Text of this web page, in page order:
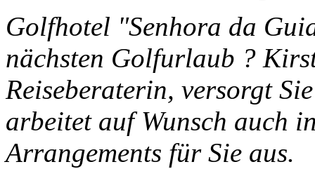
Golfhotel "Senhora da
nächsten Golfurlaub ?
Reiseberaterin, versorgt
arbeitet auf Wunsch auch
Arrangements für Sie aus.